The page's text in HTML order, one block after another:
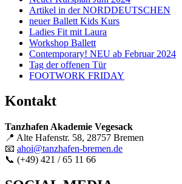
Artikel in der NORDDEUTSCHEN
neuer Ballett Kids Kurs
Ladies Fit mit Laura
Workshop Ballett
Contemporary! NEU ab Februar 2024
Tag der offenen Tür
FOOTWORK FRIDAY
Kontakt
Tanzhafen Akademie Vegesack
📍 Alte Hafenstr. 58, 28757 Bremen
📧 ahoi@tanzhafen-bremen.de
📞 (+49) 421 / 65 11 66